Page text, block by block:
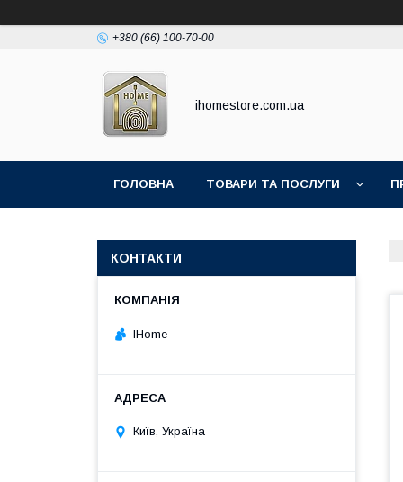
+380 (66) 100-70-00
ihomestore.com.ua
ГОЛОВНА ТОВАРИ ТА ПОСЛУГИ
КОНТАКТИ
IHome
Київ, Україна